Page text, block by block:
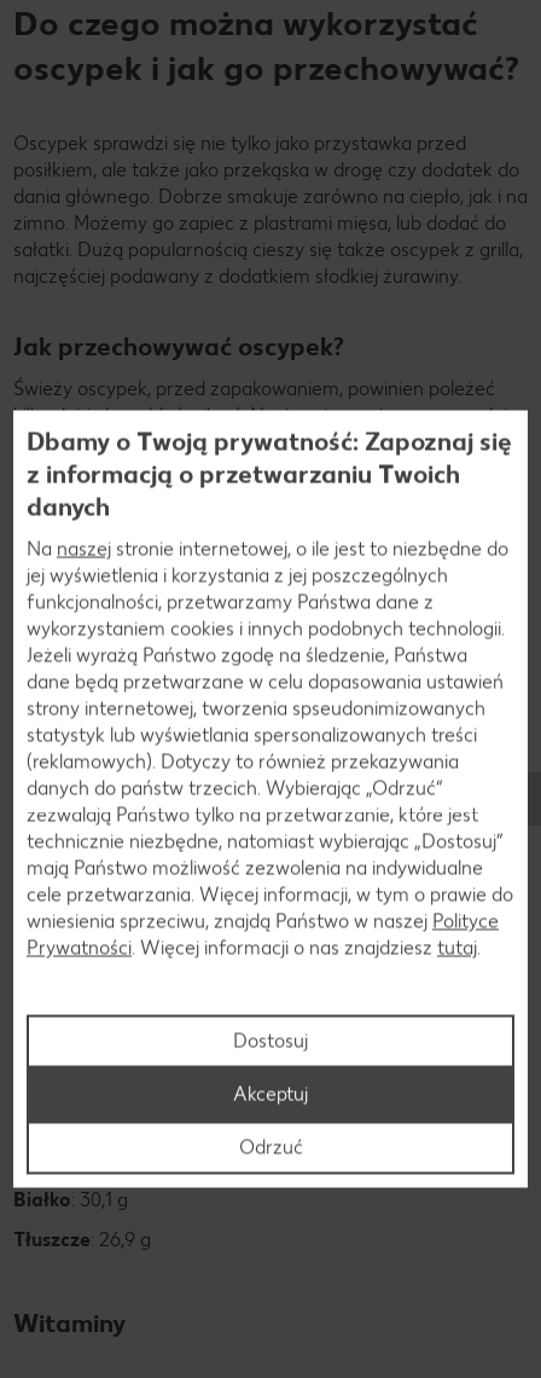
Do czego można wykorzystać
oscypek i jak go przechowywać?
Oscypek sprawdzi się nie tylko jako przystawka przed
posiłkiem, ale także jako przekąska w drogę czy dodatek do
dania głównego. Dobrze smakuje zarówno na ciepło, jak i na
zimno. Możemy go zapiec z plastrami mięsa, lub dodać do
sałatki. Dużą popularnością cieszy się także oscypek z grilla,
najczęściej podawany z dodatkiem słodkiej żurawiny.
Jak przechowywać oscypek?
Świeży oscypek, przed zapakowaniem, powinien poleżeć
kilka dni żeby oddać wilgoć. Następnie musimy go szczelnie
zapakować Do owijania należy używać papieru zamiast folii,
dzięki temu unikniemy pojawienia się pleśni na oscypku.
Może przebywać w lodówce czy chłodni bardzo długo,
nawet przez pół roku. Jeżeli nie zależy nam na tak długiej
trwałości, możemy go także umieścić poza lodówką, w
suchym pomieszczeniu. Tego sera nie można mrozić,
ponieważ powoduje to całkowity zanik aromatu i smaku.
Składniki
Składniki oscypka
Oryginalny oscypek ma bardzo krótki i prosty skład.
Znajdziemy w nim:mleko owcze, sól i podpuszczkę.
Opcjonalnie może być w nim także mleko krowie, jednak
Wartość odżywcza
kcal:369 kcal
Białko: 30,1 g
Tłuszcze: 26,9 g
Witaminy
Dbamy o Twoją prywatność: Zapoznaj się
z informacją o przetwarzaniu Twoich
danych
Na naszej stronie internetowej, o ile jest to niezbędne do
jej wyświetlenia i korzystania z jej poszczególnych
funkcjonalności, przetwarzamy Państwa dane z
wykorzystaniem cookies i innych podobnych technologii.
Jeżeli wyrażą Państwo zgodę na śledzenie, Państwa
dane będą przetwarzane w celu dopasowania ustawień
strony internetowej, tworzenia spseudonimizowanych
statystyk lub wyświetlania spersonalizowanych treści
(reklamowych). Dotyczy to również przekazywania
danych do państw trzecich. Wybierając „Odrzuć“
zezwalają Państwo tylko na przetwarzanie, które jest
technicznie niezbędne, natomiast wybierając „Dostosuj”
mają Państwo możliwość zezwolenia na indywidualne
cele przetwarzania. Więcej informacji, w tym o prawie do
wniesienia sprzeciwu, znajdą Państwo w naszej Polityce
Prywatności. Więcej informacji o nas znajdziesz tutaj.
Dostosuj
Odrzuć
Akceptuj